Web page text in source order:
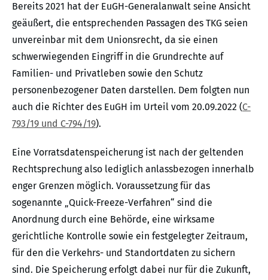
Bereits 2021 hat der EuGH-Generalanwalt seine Ansicht
geäußert, die entsprechenden Passagen des TKG seien
unvereinbar mit dem Unionsrecht, da sie einen
schwerwiegenden Eingriff in die Grundrechte auf
Familien- und Privatleben sowie den Schutz
personenbezogener Daten darstellen. Dem folgten nun
auch die Richter des EuGH im Urteil vom 20.09.2022 (C-
793/19 und C-794/19).
Eine Vorratsdatenspeicherung ist nach der geltenden
Rechtsprechung also lediglich anlassbezogen innerhalb
enger Grenzen möglich. Voraussetzung für das
sogenannte „Quick-Freeze-Verfahren“ sind die
Anordnung durch eine Behörde, eine wirksame
gerichtliche Kontrolle sowie ein festgelegter Zeitraum,
für den die Verkehrs- und Standortdaten zu sichern
sind. Die Speicherung erfolgt dabei nur für die Zukunft,